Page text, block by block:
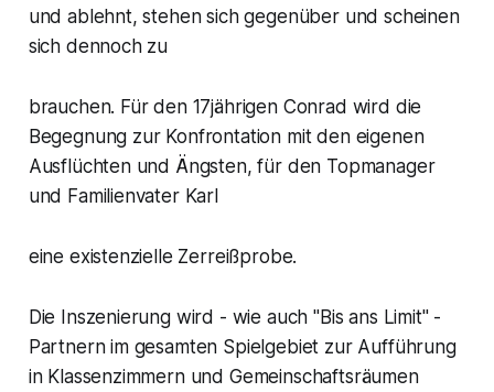
und ablehnt, stehen sich gegenüber und scheinen
sich dennoch zu
brauchen. Für den 17jährigen Conrad wird die
Begegnung zur Konfrontation mit den eigenen
Ausflüchten und Ängsten, für den Topmanager
und Familienvater Karl
eine existenzielle Zerreißprobe.
Die Inszenierung wird - wie auch "Bis ans Limit" -
Partnern im gesamten Spielgebiet zur Aufführung
in Klassenzimmern und Gemeinschaftsräumen